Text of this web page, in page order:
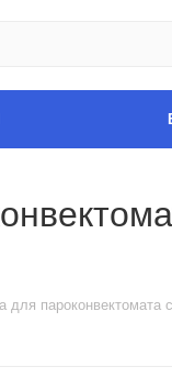
для пароконвектомата